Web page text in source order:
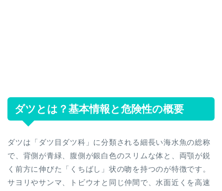
ダツとは？基本情報と危険性の概要
ダツは「ダツ目ダツ科」に分類される細長い海水魚の総称
で、背側が青緑、腹側が銀白色のスリムな体と、両顎が鋭
く前方に伸びた「くちばし」状の吻を持つのが特徴です。
サヨリやサンマ、トビウオと同じ仲間で、水面近くを高速